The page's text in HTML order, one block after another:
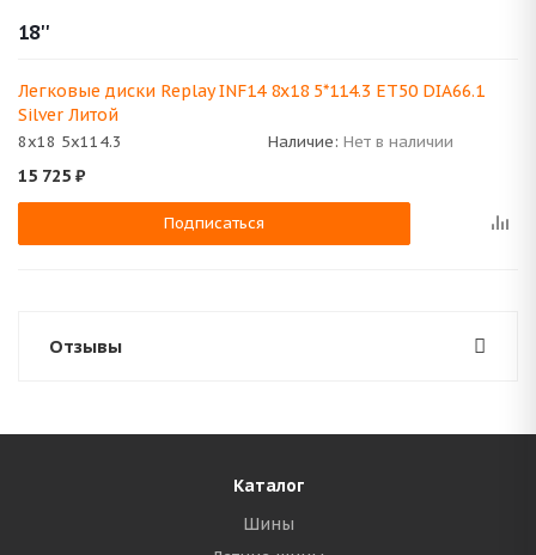
18''
Легковые диски Replay INF14 8x18 5*114.3 ET50 DIA66.1
Silver Литой
8x18 5x114.3 Наличие: Нет в наличии
15 725 ₽
Подписаться
Отзывы
Каталог
Шины